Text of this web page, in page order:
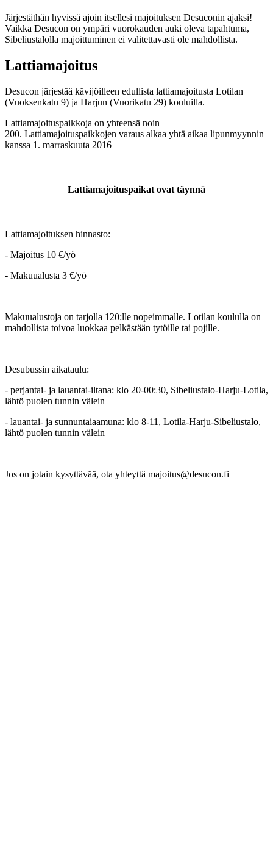
Järjestäthän hyvissä ajoin itsellesi majoituksen Desuconin ajaksi!
Vaikka Desucon on ympäri vuorokauden auki oleva tapahtuma,
Sibeliustalolla majoittuminen ei valitettavasti ole mahdollista.
Lattiamajoitus
Desucon järjestää kävijöilleen edullista lattiamajoitusta Lotilan
(Vuoksenkatu 9) ja Harjun (Vuorikatu 29) kouluilla.
Lattiamajoituspaikkoja on yhteensä noin
200. Lattiamajoituspaikkojen varaus alkaa yhtä aikaa lipunmyynnin
kanssa 1. marraskuuta 2016
Lattiamajoituspaikat ovat täynnä
Lattiamajoituksen hinnasto:
- Majoitus 10 €/yö
- Makuualusta 3 €/yö
Makuualustoja on tarjolla 120:lle nopeimmalle. Lotilan koululla on
mahdollista toivoa luokkaa pelkästään tytöille tai pojille.
Desubussin aikataulu:
- perjantai- ja lauantai-iltana: klo 20-00:30, Sibeliustalo-Harju-Lotila,
lähtö puolen tunnin välein
- lauantai- ja sunnuntaiaamuna: klo 8-11, Lotila-Harju-Sibeliustalo,
lähtö puolen tunnin välein
Jos on jotain kysyttävää, ota yhteyttä majoitus@desucon.fi